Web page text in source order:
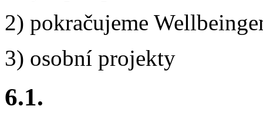
2) pokračujeme
3) osobní projekty
6.1.